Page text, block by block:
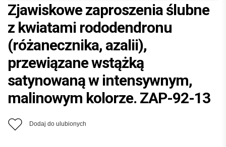
Zjawiskowe zaproszenia ślubne
z kwiatami rododendronu
(różanecznika, azalii),
przewiązane wstążką
satynowaną w intensywnym,
malinowym kolorze. ZAP-92-13
Dodaj do ulubionych